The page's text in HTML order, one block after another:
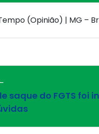
(Opinião) | MG –
–
saque do FGTS foi